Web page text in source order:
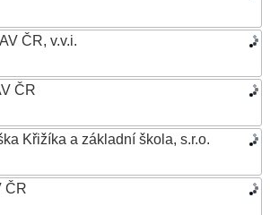
ČR, v.v.i.
ČR
Křižíka a základní škola, s.r.o.
ČR